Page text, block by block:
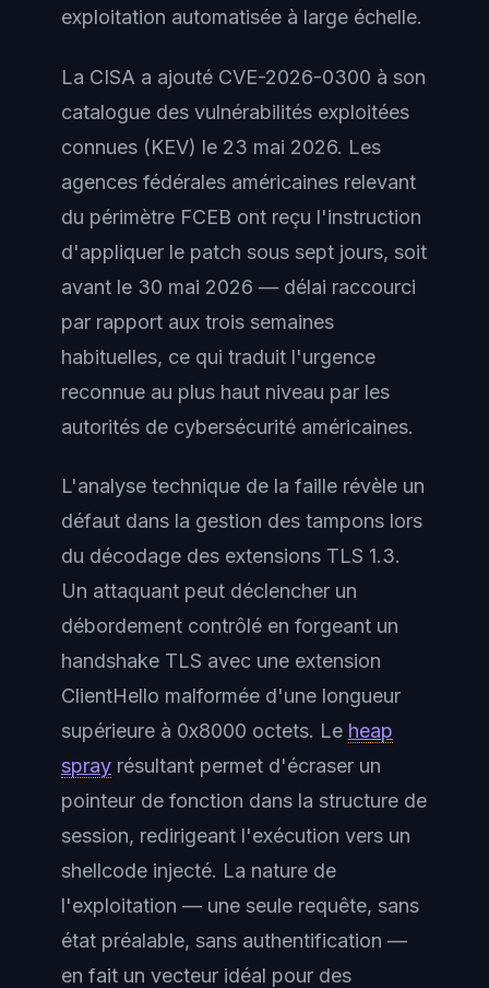
exploitation automatisée à large échelle.
La CISA a ajouté CVE-2026-0300 à son
catalogue des vulnérabilités exploitées
connues (KEV) le 23 mai 2026. Les
agences fédérales américaines relevant
du périmètre FCEB ont reçu l'instruction
d'appliquer le patch sous sept jours, soit
avant le 30 mai 2026 — délai raccourci
par rapport aux trois semaines
habituelles, ce qui traduit l'urgence
reconnue au plus haut niveau par les
autorités de cybersécurité américaines.
L'analyse technique de la faille révèle un
défaut dans la gestion des tampons lors
du décodage des extensions TLS 1.3.
Un attaquant peut déclencher un
débordement contrôlé en forgeant un
handshake TLS avec une extension
ClientHello malformée d'une longueur
supérieure à 0x8000 octets. Le heap
spray résultant permet d'écraser un
pointeur de fonction dans la structure de
session, redirigeant l'exécution vers un
shellcode injecté. La nature de
l'exploitation — une seule requête, sans
état préalable, sans authentification —
en fait un vecteur idéal pour des